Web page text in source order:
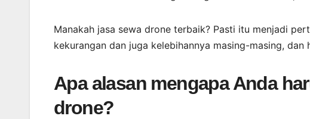
Manakah jasa sewa drone terbaik? Pasti itu menjadi
kekurangan dan juga kelebihannya masing-masing, dan
Apa alasan mengapa Anda
drone?